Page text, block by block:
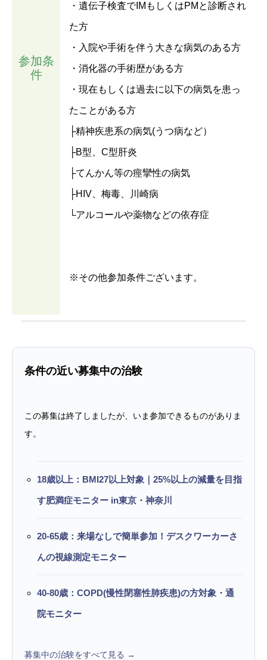
参加条
件
・遺伝子検査でIMもしくはPMと診断され
た方
・入院や手術を伴う大きな病気のある方
・消化器の手術歴がある方
・現在もしくは過去に以下の病気を患っ
たことがある方
├精神疾患系の病気(うつ病など）
├B型、C型肝炎
├てんかん等の痙攣性の病気
├HIV、梅毒、川崎病
└アルコールや薬物などの依存症
※その他参加条件ございます。
条件の近い募集中の治験
この募集は終了しましたが、いま参加できるものがありま
す。
18歳以上：BMI27以上対象｜25%以上の減量を目指
す肥満症モニター in東京・神奈川
20-65歳：来場なしで簡単参加！デスクワーカーさ
んの視線測定モニター
40-80歳：COPD(慢性閉塞性肺疾患)の方対象・通
院モニター
募集中の治験をすべて見る →